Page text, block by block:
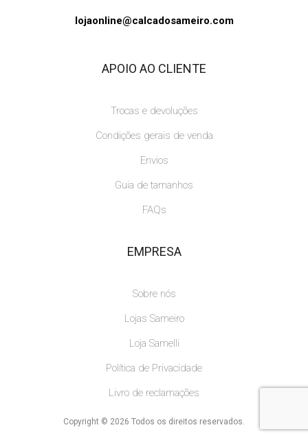
lojaonline@calcadosameiro.com
APOIO AO CLIENTE
Trocas e devoluções
Condições gerais de venda
Envios
Guia de tamanhos
FAQs
EMPRESA
Sobre nós
Lojas Sameiro
Loja Samelli
Política de Privacidade
Livro de reclamações
Copyright © 2026 Todos os direitos reservados.